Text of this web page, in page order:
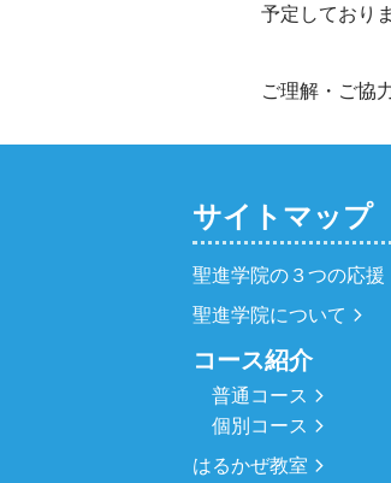
予定しており
ご理解・ご協
サイトマップ
聖進学院の３つの応援
聖進学院について
コース紹介
普通コース
個別コース
はるかぜ教室